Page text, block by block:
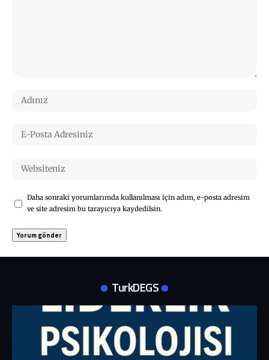
Daha sonraki yorumlarımda kullanılması için adım, e-posta adresim
ve site adresim bu tarayıcıya kaydedilsin.
TurkDEGS